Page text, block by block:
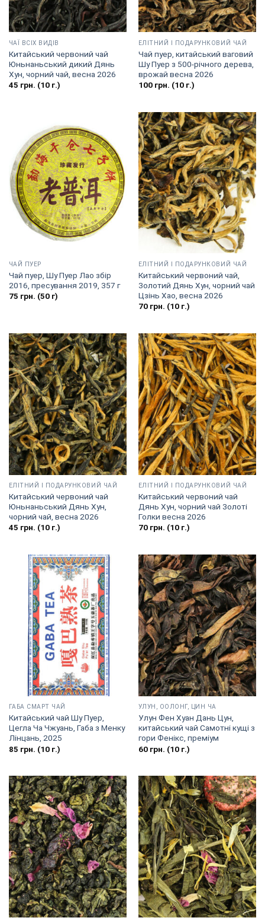
ЧАЇ ВСІХ ВИДІВ
Китайський червоний чай
Юньнаньський дикий Дянь
Хун, чорний чай, весна 2026
45 грн. (10 г.)
EЛІТНИЙ І ПОДАРУНКОВИЙ ЧАЙ
Чай пуер, китайський ваговий
Шу Пуер з 500-річного дерева,
врожай весна 2026
100грн. (10 г.)
ЧАЙ ПУЕР
Чай пуер, Шу Пуер Лао збір
2016, пресування 2019, 357 г
75 грн. (50 г)
EЛІТНИЙ І ПОДАРУНКОВИЙ ЧАЙ
Китайський червоний чай,
Золотий Дянь Хун, чорний чай
Цзінь Хао, весна 2026
70грн. (10 г.)
EЛІТНИЙ І ПОДАРУНКОВИЙ ЧАЙ
Китайський червоний чай
Юньнаньський Дянь Хун,
чорний чай, весна 2026
45 грн. (10 г.)
EЛІТНИЙ І ПОДАРУНКОВИЙ ЧАЙ
Китайський червоний чай
Дянь Хун, чорний чай Золоті
Голки весна 2026
70грн. (10 г.)
ГАБА СМАРТ ЧАЙ
Китайський чай Шу Пуер,
Цегла Ча Чжуань, Габа з Менку
Лінцань, 2025
85 грн. (10 г.)
УЛУН, ООЛОНГ, ЦИН ЧА
Улун Фен Хуан Дань Цун,
китайський чай Самотні кущі з
гори Фенікс, преміум
60грн. (10 г.)